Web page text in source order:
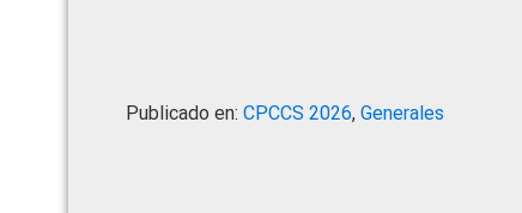
Publicado en: CPCCS 2026, Generales